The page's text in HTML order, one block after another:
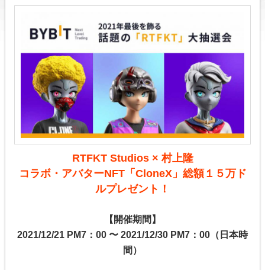
RTFKT Studios × 村上隆
コラボ・アバターNFT「CloneX」総額１５万ド
ルプレゼント！
【開催期間】
2021/12/21 PM7：00 〜 2021/12/30 PM7：00（日本時
間）